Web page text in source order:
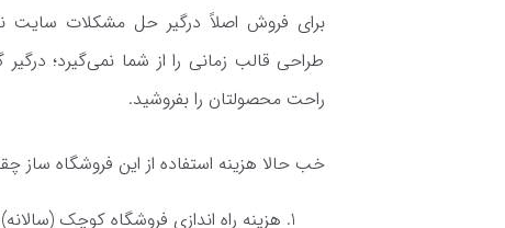
طراحی قالب زمانی را از شما نمی‌گیرد؛
راحت محصولتان را بفروشید.
خب حالا هزینه استفاده از این فروشگاه ساز
هزینه راه‌ اندازی فروشگاه کوچک (سالانه): 4 میلیون و 200 هزار